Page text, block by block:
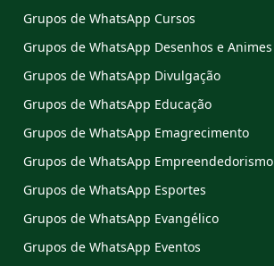
Grupos de WhatsApp Cursos
Grupos de WhatsApp Desenhos e Animes
Grupos de WhatsApp Divulgação
Grupos de WhatsApp Educação
Grupos de WhatsApp Emagrecimento
Grupos de WhatsApp Empreendedorismo
Grupos de WhatsApp Esportes
Grupos de WhatsApp Evangélico
Grupos de WhatsApp Eventos